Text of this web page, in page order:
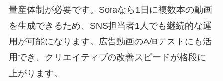
量産体制が必要です。Soraなら1日に複数本の動画
を生成できるため、SNS担当者1人でも継続的な運
用が可能になります。広告動画のA/Bテストにも活
用でき、クリエイティブの改善スピードが格段に
上がります。